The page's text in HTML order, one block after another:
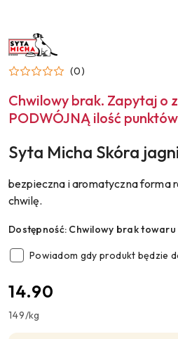
NAZWA
PRODUCENTA:
SYTA
MICHA (0)
Chwilowy brak. Zapytaj o
PODWÓJNĄ ilość
Syta Micha Skóra
bezpieczna i aromatyczna forma
chwilę.
Dostępność: Chwilowy brak towaru
Powiadom gdy produkt będzie
cena:
14.90
149/kg